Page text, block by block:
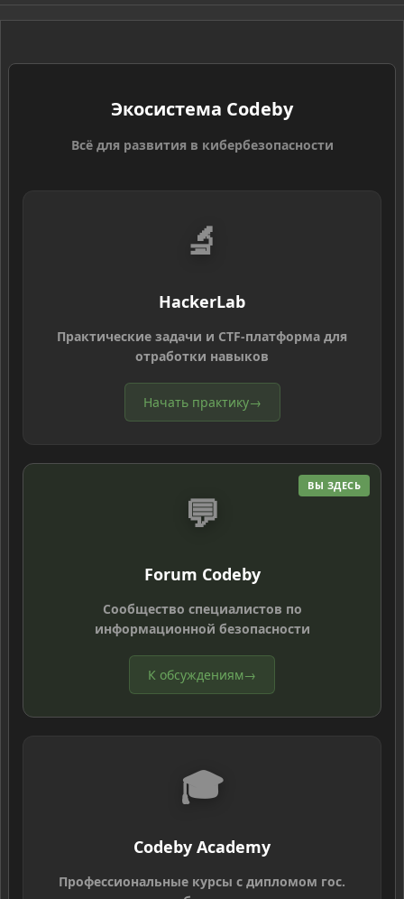
S
Экосистема Codeby
Всё для развития в кибербезопасности
🔬
HackerLab
Практические задачи и CTF-платформа для
отработки навыков
Начать практику→
ВЫ ЗДЕСЬ
💬
Forum Codeby
Сообщество специалистов по
информационной безопасности
К обсуждениям→
🎓
Codeby Academy
Профессиональные курсы с дипломом гос.